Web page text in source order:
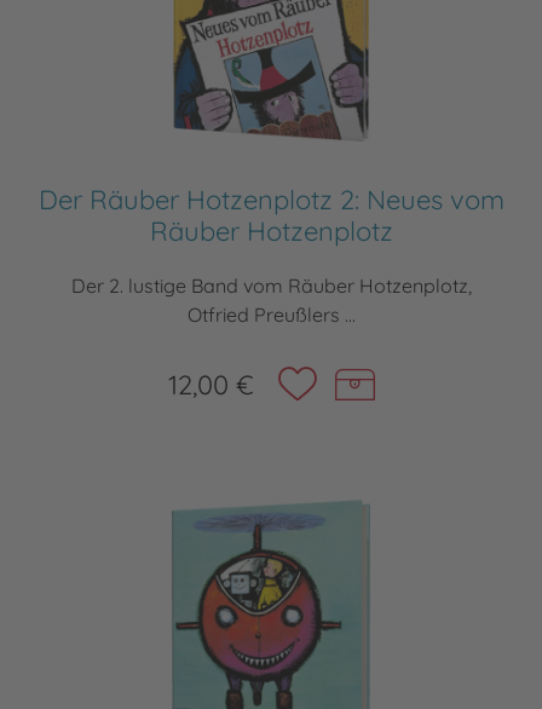
Der Räuber Hotzenplotz 2: Neues vom
Räuber Hotzenplotz
Der 2. lustige Band vom Räuber Hotzenplotz,
Otfried Preußlers ...
12,00 €